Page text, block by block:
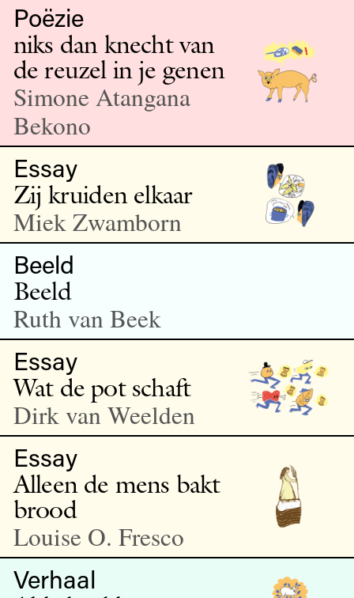
Poëzie
niks dan knecht van
de reuzel in je genen
Simone Atangana
Bekono
Essay
Zij kruiden elkaar
Miek Zwamborn
Beeld
Beeld
Ruth van Beek
Essay
Wat de pot schaft
Dirk van Weelden
Essay
Alleen de mens bakt
brood
Louise O. Fresco
Verhaal